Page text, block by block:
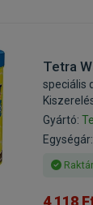
Tetra
speciális
Gyártó:
4 118